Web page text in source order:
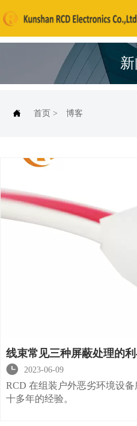
新
 首页 > 博客
线束常见三种屏蔽处理的

2023-06-09
RCD 在组装户外恶劣环境设
十多年的经验。